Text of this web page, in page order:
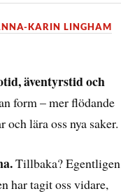
KARIN LINGHAM
äventyrstid och
form – mer flödande
lära oss nya saker.
Tillbaka? Egentligen
har tagit oss vidare,